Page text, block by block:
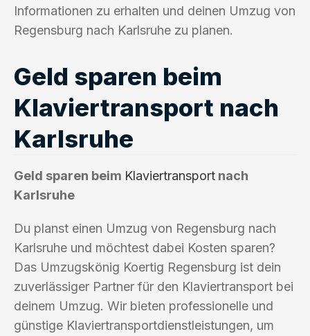
Informationen zu erhalten und deinen Umzug von
Regensburg nach Karlsruhe zu planen.
Geld sparen beim
Klaviertransport nach
Karlsruhe
Geld sparen beim Klaviertransport nach
Karlsruhe
Du planst einen Umzug von Regensburg nach
Karlsruhe und möchtest dabei Kosten sparen?
Das Umzugskönig Koertig Regensburg ist dein
zuverlässiger Partner für den Klaviertransport bei
deinem Umzug. Wir bieten professionelle und
günstige Klaviertransportdienstleistungen, um